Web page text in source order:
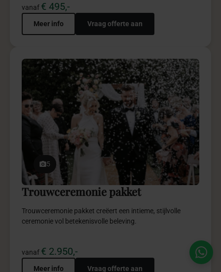
vanaf € 495,-
Meer info Vraag offerte aan
5
Trouwceremonie pakket
Trouwceremonie pakket creëert een intieme, stijlvolle
ceremonie vol betekenisvolle beleving.
vanaf € 2.950,-
Meer info Vraag offerte aan